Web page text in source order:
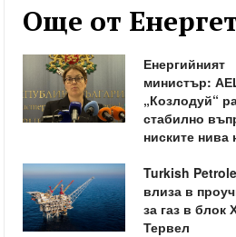
Още от
Енергийният
министър:
„Козлодуй“
стабилно
ниските нива
Turkish
влиза в
за газ в блок
Тервел